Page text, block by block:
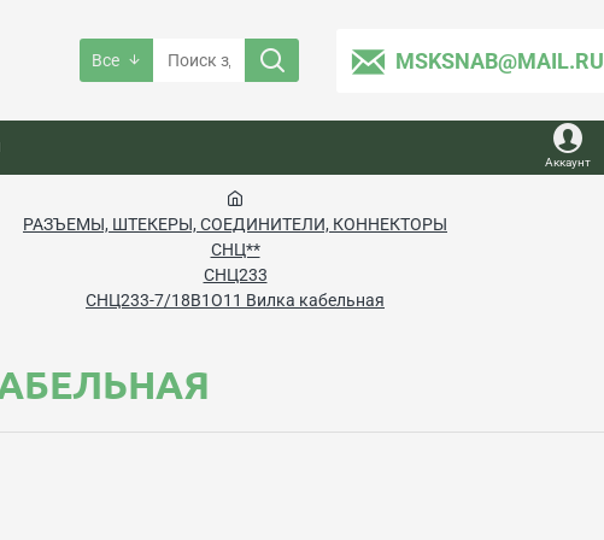
Все MSKSNAB@MAIL.RU
Аккаунт
РАЗЪЕМЫ, ШТЕКЕРЫ, СОЕДИНИТЕЛИ, КОННЕКТОРЫ
СНЦ**
СНЦ233
СНЦ233-7/18В1О11 Вилка кабельная